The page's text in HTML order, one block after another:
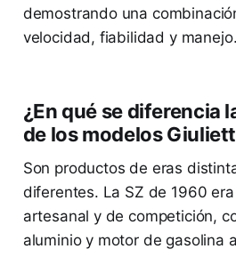
demostrando una
velocidad, fiabilidad y manejo.
¿En qué se diferencia
de los modelos
Son productos de eras
diferentes. La SZ de 1960
artesanal y de competición,
aluminio y motor de gasolina